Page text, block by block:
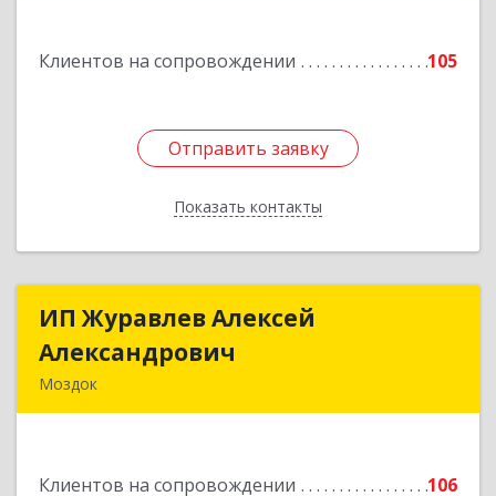
Клиентов на сопровождении 105
Отправить заявку
Показать контакты
Отправить заявку
Назад
ИП Журавлев Алексей
Александрович
Моздок
Клиентов на сопровождении 106
ИП Журавлев Алексей
Подробнее